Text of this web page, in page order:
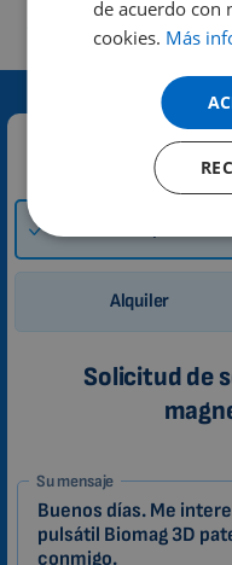
Alquiler
Solicitud de
1-
ES
Zákazník
Su mensaje
de acuerdo con
cookies. Más